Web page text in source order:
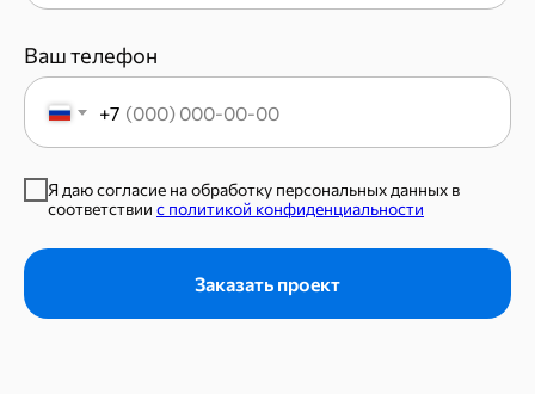
Ваш телефон
+7
Я даю согласие на обработку персональных данных в
соответствии с политикой конфиденциальности
Заказать проект